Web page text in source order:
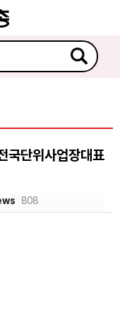
국단위사업장대표
808
5
5